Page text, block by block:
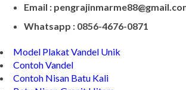
Phone : 0812-5212-8100
Email : pengrajinmarme88@gmail.com
Model Plakat Vandel Unik
Contoh Vandel